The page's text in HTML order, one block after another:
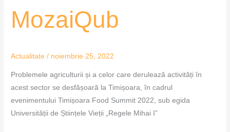
MozaiQub
Actualitate / noiembrie 25, 2022
Problemele agriculturii și a celor care derulează activități în
acest sector se desfășoară la Timișoara, în cadrul
evenimentului Timișoara Food Summit 2022, sub egida
Universității de Științele Vieții „Regele Mihai I”
MozaiQub